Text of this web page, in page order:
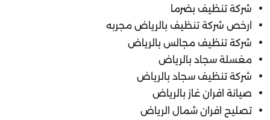
شركة تنظيف بضرما
ارخص شركة تنظيف بالرياض مجربه
شركة تنظيف مجالس بالرياض
مغسلة سجاد بالرياض
شركة تنظيف سجاد بالرياض
صيانة افران غاز بالرياض
تصليح افران شمال الرياض